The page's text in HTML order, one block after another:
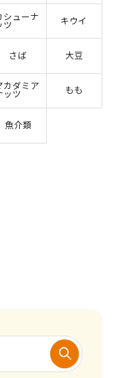
シューナ
ツ
キウイ
さば 大豆
カダミア
ッツ
もも
魚介類